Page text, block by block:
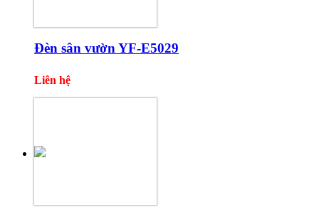
Đèn sân vườn YF-E5029
Liên hệ